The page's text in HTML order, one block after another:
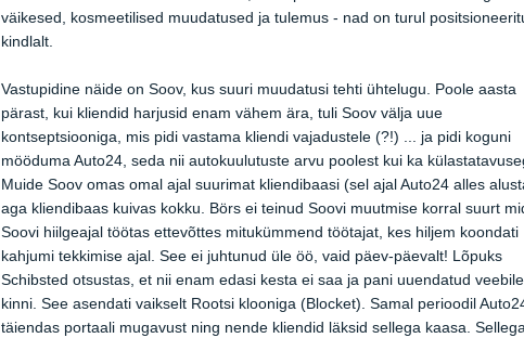
väikesed, kosmeetilised muudatused ja tulemus - nad on turul
kindlalt.
Vastupidine näide on Soov, kus suuri muudatusi tehti ühtelugu. Poole aasta
pärast, kui kliendid harjusid enam vähem ära, tuli Soov välja uue
kontseptsiooniga, mis pidi vastama kliendi vajadustele (?!) ... ja pidi koguni
mööduma Auto24, seda nii autokuulutuste arvu poolest kui ka
Muide Soov omas omal ajal suurimat kliendibaasi (sel ajal Auto24 alles
aga kliendibaas kuivas kokku. Börs ei teinud Soovi muutmise korral suurt
Soovi hiilgeajal töötas ettevõttes mitukümmend töötajat, kes hiljem koondati
kahjumi tekkimise ajal. See ei juhtunud üle öö, vaid päev-päevalt! Lõpuks
Schibsted otsustas, et nii enam edasi kesta ei saa ja pani uuendatud
kinni. See asendati vaikselt Rootsi klooniga (Blocket). Samal perioodil
täiendas portaali mugavust ning nende kliendid läksid sellega kaasa. Sellega